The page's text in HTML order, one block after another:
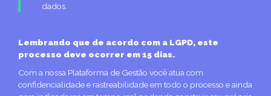
dados.
Lembrando que de acordo com a LGPD, este
processo deve ocorrer em 15 dias.
Com a nossa Plataforma de Gestão você atua com
confidencialidade e rastreabilidade em todo o processo e ainda